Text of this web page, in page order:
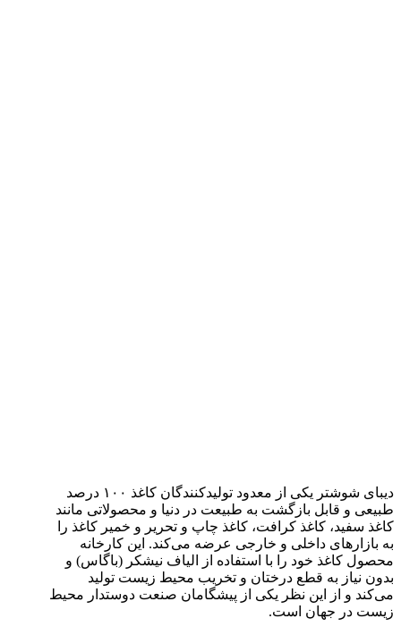
دیبای شوشتر یکی از معدود تولیدکنندگان کاغذ ۱۰۰ درصد
طبیعی و قابل بازگشت به طبیعت در دنیا و محصولاتی مانند
کاغذ سفید، کاغذ کرافت، کاغذ چاپ و تحریر و خمیر کاغذ را
به بازارهای داخلی و خارجی عرضه می‌کند. این کارخانه
محصول کاغذ خود را با استفاده از الیاف نیشکر (باگاس) و
بدون نیاز به قطع درختان و تخریب محیط زیست تولید
می‌کند و از این نظر یکی از پیشگامان صنعت دوستدار محیط
زیست در جهان است.